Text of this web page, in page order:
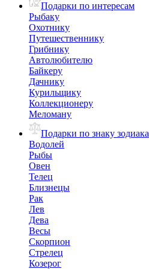
Подарки по интересам
Рыбаку
Охотнику
Путешественнику
Грибнику
Автолюбителю
Байкеру
Дачнику
Курильщику
Коллекционеру
Меломану
Подарки по знаку зодиака
Водолей
Рыбы
Овен
Телец
Близнецы
Рак
Лев
Дева
Весы
Скорпион
Стрелец
Козерог